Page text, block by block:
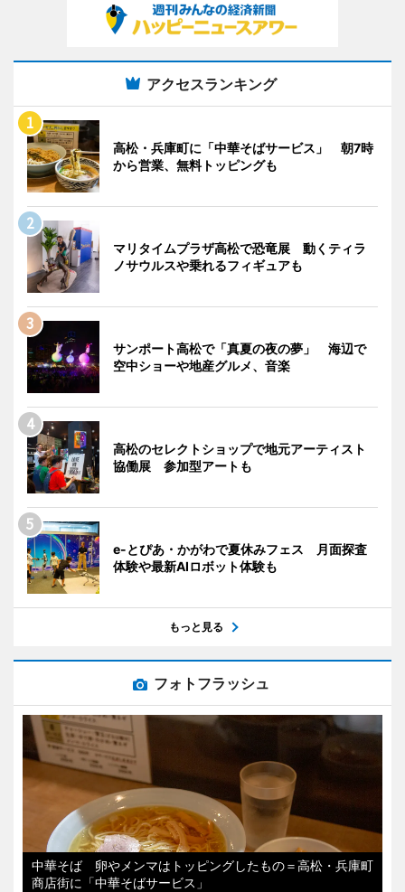
アクセスランキング
高松・兵庫町に「中華そばサービス」 朝7時
から営業、無料トッピングも
マリタイムプラザ高松で恐竜展 動くティラ
ノサウルスや乗れるフィギュアも
サンポート高松で「真夏の夜の夢」 海辺で
空中ショーや地産グルメ、音楽
高松のセレクトショップで地元アーティスト
協働展 参加型アートも
e-とぴあ・かがわで夏休みフェス 月面探査
体験や最新AIロボット体験も
もっと見る
フォトフラッシュ
中華そば 卵やメンマはトッピングしたもの＝高松・兵庫町
商店街に「中華そばサービス」